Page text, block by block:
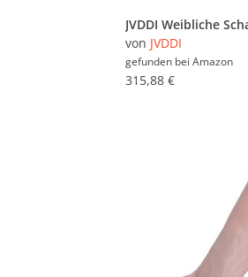
von JVDDI
gefunden bei Amazon
315,88 €